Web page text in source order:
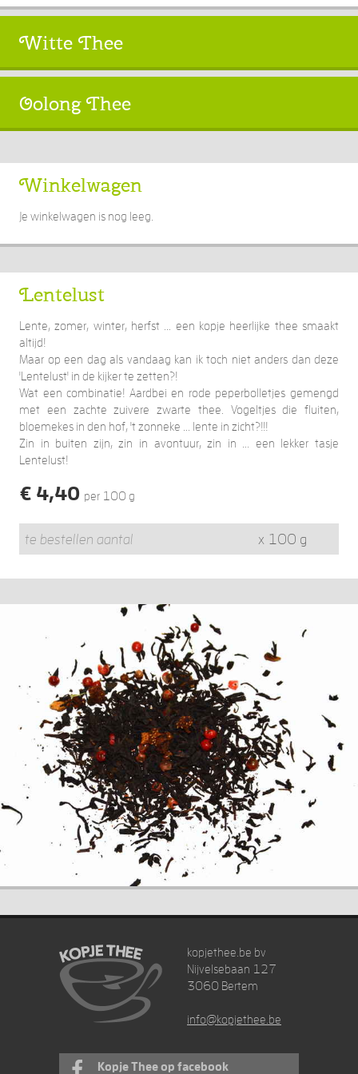
Witte Thee
Oolong Thee
Winkelwagen
Je winkelwagen is nog leeg.
Lentelust
Lente, zomer, winter, herfst ... een kopje heerlijke thee smaakt
altijd!
Maar op een dag als vandaag kan ik toch niet anders dan deze
'Lentelust' in de kijker te zetten?!
Wat een combinatie! Aardbei en rode peperbolletjes gemengd
met een zachte zuivere zwarte thee. Vogeltjes die fluiten,
bloemekes in den hof, 't zonneke ... lente in zicht?!!!
Zin in buiten zijn, zin in avontuur, zin in ... een lekker tasje
Lentelust!
€ 4,40 per 100 g
x 100 g
kopjethee.be bv
Nijvelsebaan 127
3060 Bertem
info@kopjethee.be
Kopje Thee op facebook